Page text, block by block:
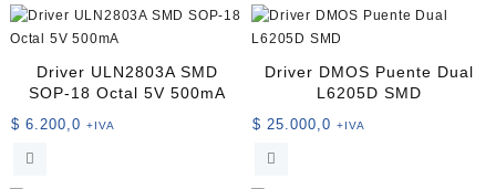
Driver ULN2803A SMD
SOP-18 Octal 5V 500mA
$ 6.200,0 +IVA
Driver DMOS Puente Dual
L6205D SMD
$ 25.000,0 +IVA